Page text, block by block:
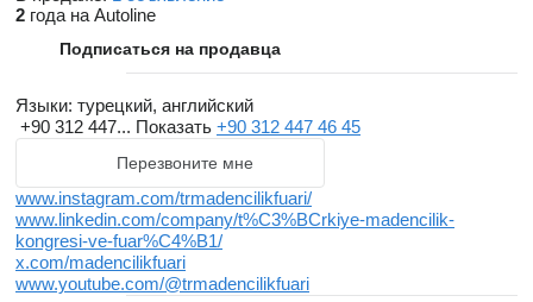
follow industry changes and enhance their businesses. By
attending Ankara's largest mining congress and
in the business world.
We would be honored to welcome you at MIS 2024, the "Meeting
Point" of the mining world, where you can explore the latest in the
industry and enhance your business interactions.
2 года на Autoline
Подписаться на продавца
Языки: турецкий, английский
+90 312 447... Показать +90 312 447 46 45
Перезвоните мне
www.instagram.com/trmadencilikfuari/
www.linkedin.com/company/t%C3%BCrkiye-madencilik-
kongresi-ve-fuar%C4%B1/
x.com/madencilikfuari
www.youtube.com/@trmadencilikfuari